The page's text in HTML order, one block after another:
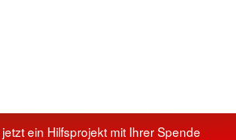
ein Hilfsprojekt mit Ihrer Spende